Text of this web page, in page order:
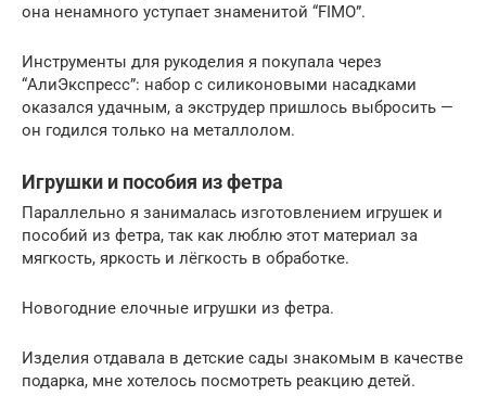
она ненамного уступает знаменитой “FIMO”.
Инструменты для рукоделия я покупала через
“АлиЭкспресс”: набор с силиконовыми насадками
оказался удачным, а экструдер пришлось выбросить —
он годился только на металлолом.
Игрушки и пособия из фетра
Параллельно я занималась изготовлением игрушек и
пособий из фетра, так как люблю этот материал за
мягкость, яркость и лёгкость в обработке.
Новогодние елочные игрушки из фетра.
Изделия отдавала в детские сады знакомым в качестве
подарка, мне хотелось посмотреть реакцию детей.